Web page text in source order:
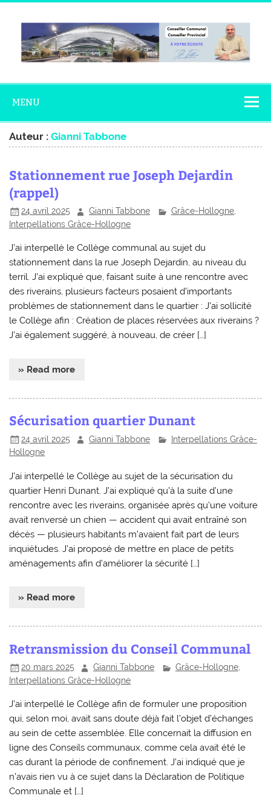
Skip
content
Tabbone
MENU
Auteur :Gianni Tabbone
Stationnement rue Joseph Dejardin
(rappel)
24 avril 2025 Gianni Tabbone Grâce-Hollogne,
Interpellations Grâce-Hollogne
J’ai interpellé le Collège communal au sujet du
stationnement dans la rue Joseph Dejardin, au niveau du
terril. J’ai expliqué que, faisant suite à une rencontre avec
des riverains, plusieurs facteurs posaient d’importants
problèmes de stationnement dans le quartier : J’ai sollicité
le Collège afin : Création de places réservées aux riverains ?
J’ai également suggéré, à nouveau, de créer […]
» Read more
Sécurisation quartier Dunant
24 avril 2025 Gianni Tabbone
Interpellations Grâce-
Hollogne
J’ai interpellé le Collège au sujet de la sécurisation du
quartier Henri Dunant. J’ai expliqué qu’à la suite d’une
rencontre avec les riverains, organisée après qu’une voiture
avait renversé un chien — accident qui avait entraîné son
décès — plusieurs habitants m’avaient fait part de leurs
inquiétudes. J’ai proposé de mettre en place de petits
aménagements afin d’améliorer la sécurité […]
» Read more
Retransmission du Conseil Communal
20 mars 2025 Gianni Tabbone Grâce-Hollogne,
Interpellations Grâce-Hollogne
J’ai interpellé le Collège afin de formuler une proposition
qui, selon moi, avait sans doute déjà fait l’objet d’échanges
au sein de cette assemblée. Elle concernait la diffusion en
ligne des Conseils communaux, comme cela avait été le
cas durant la période de confinement. J’ai indiqué que je
n’avais rien vu à ce sujet dans la Déclaration de Politique
Communale et […]